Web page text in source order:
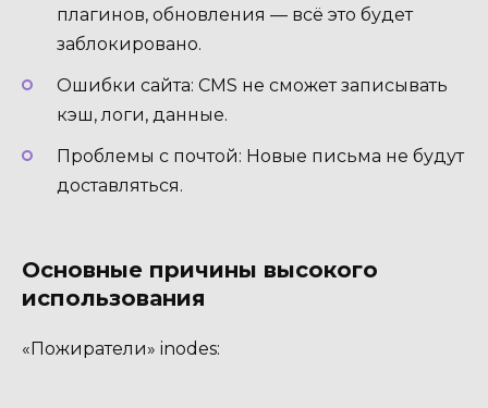
плагинов, обновления — всё это будет
заблокировано.
Ошибки сайта: CMS не сможет записывать
кэш, логи, данные.
Проблемы с почтой: Новые письма не будут
доставляться.
Основные причины высокого
использования
«Пожиратели» inodes: